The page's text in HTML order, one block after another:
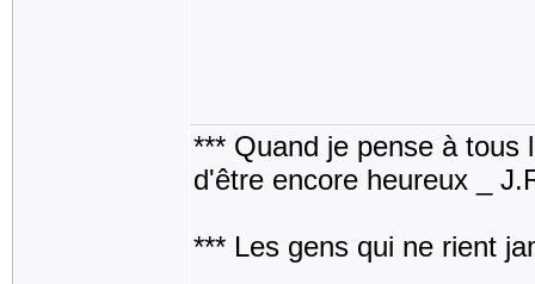
*** Quand je pense à tous
d'être encore heureux _
*** Les gens qui ne rient